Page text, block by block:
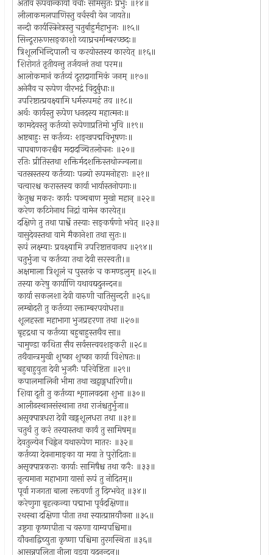
अतीव रूपवान्कार्यो वर्चाः सोमसुतः प्रभुः ॥१४॥
लीलाकमलपाणिस्तु वर्चस्वी येन जायते॥
नन्दी कार्यस्त्रिनेत्रस्तु चतुर्बाहुर्महाभुजः ॥१५॥
सिन्दूरारुणसङ्काशो व्याघ्रचर्माम्बरच्छदः॥
त्रिशूलभिन्दिपालौ च करयोस्तस्य कारयेत् ॥१६॥
शिरोगतं तृतीयन्तु तर्जयन्तं तथा परम॥
आलोकमानं कर्तव्यं दूरादागामिकं जनम् ॥१७॥
अनेनैव च रूपेण वीरभद्रं विदुर्बुधाः॥
उपरिष्टात्प्रवक्ष्यामि धर्मरूपमहं तव ॥१८॥
अर्थः कार्यस्तु रूपेण धनदस्य महात्मनः॥
कामदेवस्तु कर्तव्यो रूपेणाप्रतिमो भुवि ॥१९॥
अष्टबाहुः स कर्तव्यः शङ्खपद्मविभूषणः॥
चापबाणकरश्चैव मदादञ्चितलोचनः ॥२०॥
रतिः प्रीतिस्तथा शक्तिर्मदशक्तिस्तथोज्ज्वला॥
चतस्रस्तस्य कर्तव्याः पत्न्यो रूपमनोहराः ॥२१॥
चत्वारश्च करास्तस्य कार्या भार्यास्तनोपगाः॥
केतुश्च मकरः कार्यः पञ्चबाण मुखो महान् ॥२२॥
करेण कटिगेनाथ निद्रां वामेन कारयेत्॥
दक्षिणे तु तथा पार्श्वे तस्याः सङ्कर्षणो भवेत् ॥२३॥
वासुदेवस्तथा वामे मैकानेशा तथा सुतः॥
रूपं लक्ष्म्याः प्रवक्ष्यामि उपरिष्टात्तवानघ ॥२९४॥
चतुर्भुजा च कर्तव्या तथा देवी सरस्वती।॥
अक्षमाला त्रिशूलं च पुस्तकं च कमण्डलुम् ॥२५॥
तस्या करेषु कार्याणि यथावद्यदुनन्दन॥
कार्या सकलशा देवी वारुणी चातिसुन्दरी ॥२६॥
लम्बोदरी तु कर्तव्या रक्ताम्बरपयोधरा॥
शूलहस्ता महाभागा भुजप्रहरणा तथा ॥२७॥
बृहद्रथा च कर्तव्या बहुबाहुस्तथैव सा॥
चामुण्डा कथिता सैव सर्वसत्त्ववशङ्करी ॥२८॥
तथैवान्त्रमुखी शुष्का शुष्का कार्या विशेषतः॥
बहुबाहुयुता देवी भुजगैः परिवेष्टिता ॥२९॥
कपालमालिनी भीमा तथा खट्वाङ्गधारिणी॥
शिवा दूती तु कर्तव्या शृगालवदना शुभा ॥३०॥
आलीढस्थानसंस्थाना तथा राजंश्चतुर्भुजा॥
असृक्पात्रधरा देवी खड्गशूलधरा तथा ॥३१॥
चतुर्थं तु करं तस्यास्तथा कार्यं तु सामिषम्॥
देवतुल्येन चिह्नेन यथारूपेण मातरः ॥३२॥
कर्तव्या देवनामाङ्का या मया ते पुरोदिताः॥
असृक्पात्रकराः कार्याः सामिषैश्च तथा करैः ॥३३॥
नृत्यमाना महाभागा यासां रूपं तु नोदितम्॥
पूर्वा गजगता बाला रक्तवर्णा तु दिग्भवेत् ॥३४॥
करेणुगा बृहत्कन्या पद्माभा पूर्वदक्षिणा॥
रथस्था दक्षिणा पीता तथा स्यात्प्राप्तयौवना ॥३५॥
उष्ट्रगा कृष्णपीता च वरुणा याम्यपश्चिमा॥
यौवनाद्विच्युता कृष्णा पश्चिमा तुरगस्थिता ॥३६॥
आसन्नपलिता नीला वडवा यदुनन्दन॥